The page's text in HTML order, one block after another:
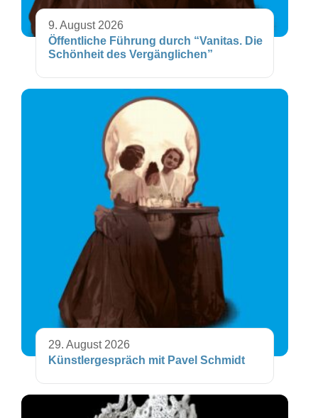
9. August 2026
Öffentliche Führung durch “Vanitas. Die
Schönheit des Vergänglichen”
29. August 2026
Künstlergespräch mit Pavel Schmidt